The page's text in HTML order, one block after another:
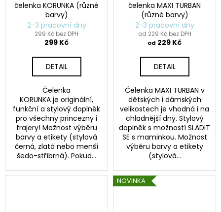
čelenka KORUNKA (různé
barvy)
2-3 pracovní dny
299 Kč bez DPH
299 Kč
DETAIL
Čelenka
KORUNKA je originální,
funkční a stylový doplněk
pro všechny princezny i
frajery! Možnost výběru
barvy a etikety (stylová
černá, zlatá nebo menší
šedo-stříbrná). Pokud...
čelenka MAXI TURBAN
(různé barvy)
2-3 pracovní dny
od 229 Kč bez DPH
od 229 Kč
DETAIL
Čelenka MAXI TURBAN v
dětských i dámských
velikostech je vhodná i na
chladnější dny. Stylový
doplněk s možností SLADIT
SE s maminkou. Možnost
výběru barvy a etikety
(stylová...
NOVINKA